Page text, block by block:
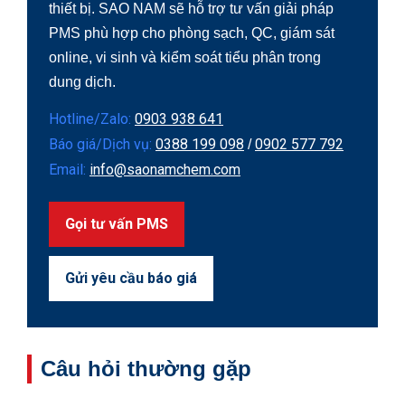
thiết bị. SAO NAM sẽ hỗ trợ tư vấn giải pháp
PMS phù hợp cho phòng sạch, QC, giám sát
online, vi sinh và kiểm soát tiểu phân trong
dung dịch.
Hotline/Zalo: 0903 938 641
Báo giá/Dịch vụ: 0388 199 098 /0902 577 792
Email: info@saonamchem.com
Gọi tư vấn PMS
Gửi yêu cầu báo giá
Câu hỏi thường gặp